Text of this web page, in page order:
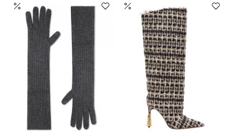
бренд блогера начался с тщетных попыток найти
идеальный свитер из кашемира, а окончательно
сформировался вокруг идеи о вещах мечты, в которых